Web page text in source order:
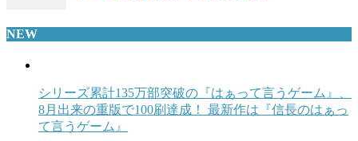
NEW
シリーズ累計135万部突破の『はぁって言うゲーム』、
8月出来の重版で100刷達成！ 最新作は『信長のはぁっ
て言うゲーム』